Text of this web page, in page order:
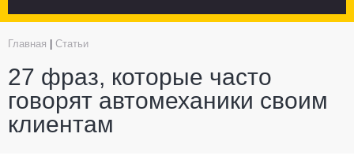
Главная Статьи
27 фраз, которые часто
говорят автомеханики своим
клиентам